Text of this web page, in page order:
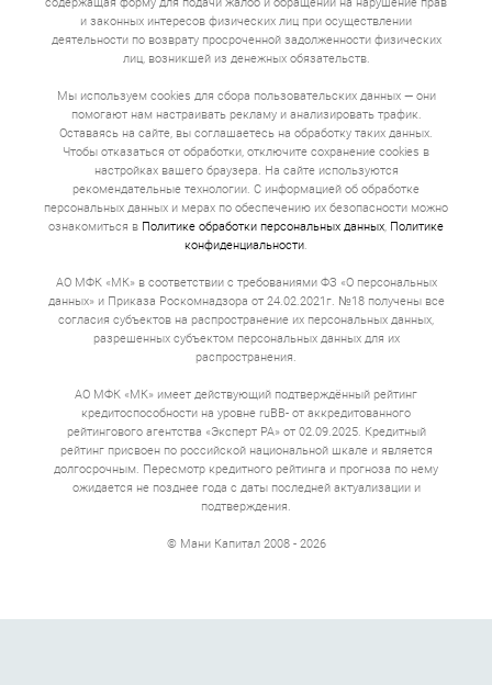
содержащая форму для подачи жалоб и обращений на нарушение прав
и законных интересов физических лиц при осуществлении
деятельности по возврату просроченной задолженности физических
лиц, возникшей из денежных обязательств.
Мы используем cookies для сбора пользовательских данных — они
помогают нам настраивать рекламу и анализировать трафик.
Оставаясь на сайте, вы соглашаетесь на обработку таких данных.
Чтобы отказаться от обработки, отключите сохранение cookies в
настройках вашего браузера. На сайте используются
рекомендательные технологии. С информацией об обработке
персональных данных и мерах по обеспечению их безопасности можно
ознакомиться в Политике обработки персональных данных, Политике
конфиденциальности.
АО МФК «МК» в соответствии с требованиями ФЗ «О персональных
данных» и Приказа Роскомнадзора от 24.02.2021г. №18 получены все
согласия субъектов на распространение их персональных данных,
разрешенных субъектом персональных данных для их
распространения.
АО МФК «МК» имеет действующий подтверждённый рейтинг
кредитоспособности на уровне ruBB- от аккредитованного
рейтингового агентства «Эксперт РА» от 02.09.2025. Кредитный
рейтинг присвоен по российской национальной шкале и является
долгосрочным. Пересмотр кредитного рейтинга и прогноза по нему
ожидается не позднее года с даты последней актуализации и
подтверждения.
© Мани Капитал 2008 - 2026